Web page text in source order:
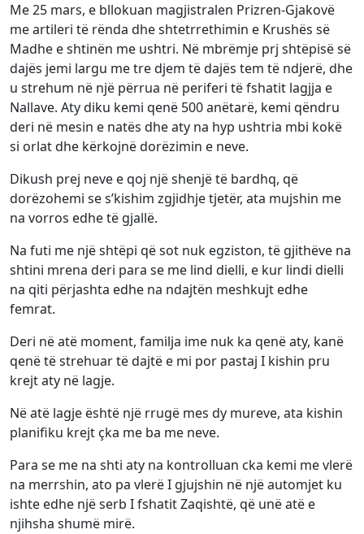
Me 25 mars, e bllokuan magjistralen Prizren-Gjakovë
me artileri të rënda dhe shtetrrethimin e Krushës së
Madhe e shtinën me ushtri. Në mbrëmje prj shtëpisë së
dajës jemi largu me tre djem të dajës tem të ndjerë, dhe
u strehum në një përrua në periferi të fshatit lagjja e
Nallave. Aty diku kemi qenë 500 anëtarë, kemi qëndru
deri në mesin e natës dhe aty na hyp ushtria mbi kokë
si orlat dhe kërkojnë dorëzimin e neve.
Dikush prej neve e qoj një shenjë të bardhq, që
dorëzohemi se s’kishim zgjidhje tjetër, ata mujshin me
na vorros edhe të gjallë.
Na futi me një shtëpi që sot nuk egziston, të gjithëve na
shtini mrena deri para se me lind dielli, e kur lindi dielli
na qiti përjashta edhe na ndajtën meshkujt edhe
femrat.
Deri në atë moment, familja ime nuk ka qenë aty, kanë
qenë të strehuar të dajtë e mi por pastaj I kishin pru
krejt aty në lagje.
Në atë lagje është një rrugë mes dy mureve, ata kishin
planifiku krejt çka me ba me neve.
Para se me na shti aty na kontrolluan cka kemi me vlerë
na merrshin, ato pa vlerë I gjujshin në një automjet ku
ishte edhe një serb I fshatit Zaqishtë, që unë atë e
njihsha shumë mirë.